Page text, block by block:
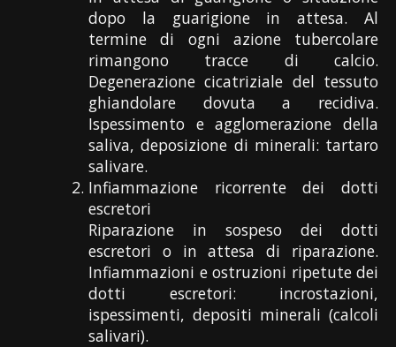
dopo la guarigione in attesa. Al
termine di ogni azione tubercolare
rimangono tracce di calcio.
Degenerazione cicatriziale del tessuto
ghiandolare dovuta a recidiva.
Ispessimento e agglomerazione della
saliva, deposizione di minerali: tartaro
salivare.
Infiammazione ricorrente dei dotti
escretori
Riparazione in sospeso dei dotti
escretori o in attesa di riparazione.
Infiammazioni e ostruzioni ripetute dei
dotti escretori: incrostazioni,
ispessimenti, depositi minerali (calcoli
salivari).